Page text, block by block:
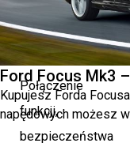
SUV
w
ofercie.
Połączenie
funkcji,
bezpieczeństwa
Ford Focus Mk3
Kupujesz Forda
napędowych możesz